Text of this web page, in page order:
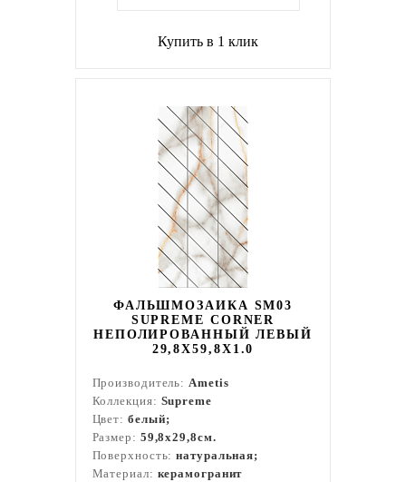
Купить в 1 клик
ФАЛЬШМОЗАИКА SM03
SUPREME CORNER
НЕПОЛИРОВАННЫЙ ЛЕВЫЙ
29,8X59,8X1.0
Производитель:Ametis
Коллекция: Supreme
Цвет: белый;
Размер: 59,8x29,8см.
Поверхность:натуральная;
Материал: керамогранит